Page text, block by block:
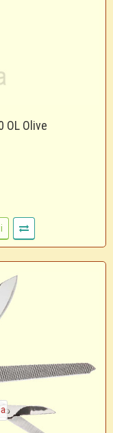
OL Olive